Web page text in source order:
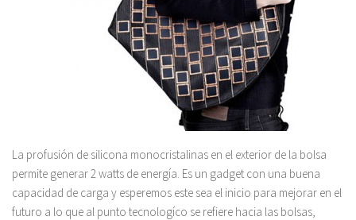
La profusión de silicona monocristalinas en el exterior de la bolsa
permite generar 2 watts de energía. Es un gadget con una buena
capacidad de carga y esperemos este sea el inicio para mejorar en el
futuro a lo que al punto tecnologíco se refiere hacia las bolsas,